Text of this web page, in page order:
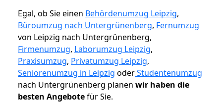
Egal, ob Sie einen Behördenumzug Leipzig,
Büroumzug nach Untergrünenberg, Fernumzug
von Leipzig nach Untergrünenberg,
Firmenumzug, Laborumzug Leipzig,
Praxisumzug, Privatumzug Leipzig,
Seniorenumzug in Leipzig oderStudentenumzug
nach Untergrünenberg planen wir haben die
besten Angebotefür Sie.